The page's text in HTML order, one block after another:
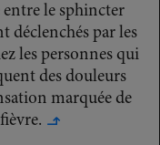
entre le sphincter
déclenchés par les
les personnes qui
des douleurs
marquée de
↳